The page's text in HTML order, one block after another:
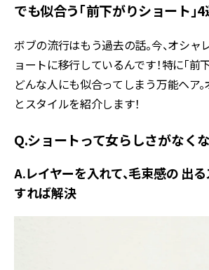
でも似合う「前下がりショート」
ボブの流行はもう過去の話。今、オシ
ョートに移行しているんです！特に「前
どんな人にも似合ってしまう万能ヘア
とスタイルを紹介します！
Q.ショートって女らしさがなく
A.レイヤーを入れて、毛束感の 出
すれば解決